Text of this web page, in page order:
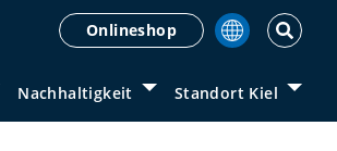
Onlineshop
Show submenu for “ Karriere”
Nachhaltigkeit Show submenu for “
Standort Kiel